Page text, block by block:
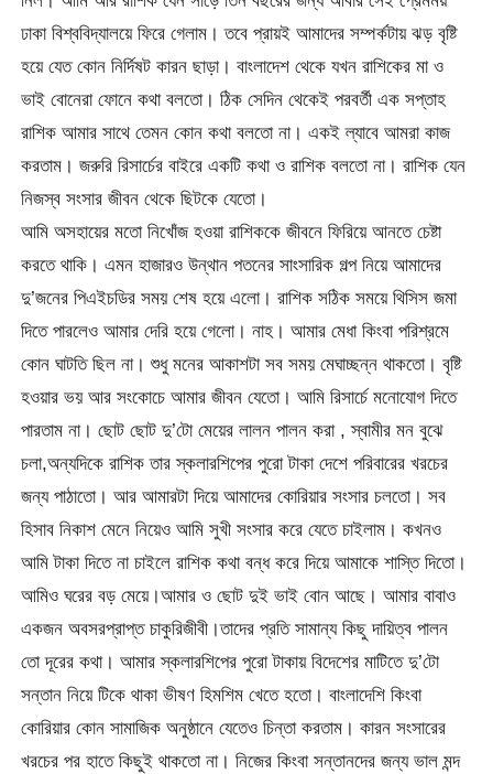
ঢাকা বিশ্ববিদ্যালয়ে ফিরে গেলাম। তবে প্রায়ই আমাদের সম্পর্কটায় ঝড় বৃষ্টি
হয়ে যেত কোন নির্দিষট কারন ছাড়া। বাংলাদেশ থেকে যখন রাশিকের মা ও
ভাই বোনেরা ফোনে কথা বলতো। ঠিক সেদিন থেকেই পরবর্তী এক সপ্তাহ
রাশিক আমার সাথে তেমন কোন কথা বলতো না। একই ল্যাবে আমরা কাজ
করতাম। জরুরি রিসার্চের বাইরে একটি কথা ও রাশিক বলতো না। রাশিক যেন
নিজস্ব সংসার জীবন থেকে ছিটকে যেতো।
আমি অসহায়ের মতো নিখোঁজ হওয়া রাশিককে জীবনে ফিরিয়ে আনতে চেষ্টা
করতে থাকি। এমন হাজারও উন্থান পতনের সাংসারিক গল্প নিয়ে আমাদের
দু’জনের পিএইচডির সময় শেষ হয়ে এলো। রাশিক সঠিক সময়ে থিসিস জমা
দিতে পারলেও আমার দেরি হয়ে গেলো। নাহ। আমার মেধা কিংবা পরিশ্রমে
কোন ঘাটতি ছিল না। শুধু মনের আকাশটা সব সময় মেঘাচ্ছন্ন থাকতো। বৃষ্টি
হওয়ার ভয় আর সংকোচে আমার জীবন যেতো। আমি রিসার্চে মনোযোগ দিতে
পারতাম না। ছোট ছোট দু’টো মেয়ের লালন পালন করা , স্বামীর মন বুঝে
চলা,অন্যদিকে রাশিক তার স্কলারশিপের পুরো টাকা দেশে পরিবারের খরচের
জন্য পাঠাতো। আর আমারটা দিয়ে আমাদের কোরিয়ার সংসার চলতো। সব
হিসাব নিকাশ মেনে নিয়েও আমি সুখী সংসার করে যেতে চাইলাম। কখনও
আমি টাকা দিতে না চাইলে রাশিক কথা বন্ধ করে দিয়ে আমাকে শাস্তি দিতো।
আমিও ঘরের বড় মেয়ে।আমার ও ছোট দুই ভাই বোন আছে। আমার বাবাও
একজন অবসরপ্রাপ্ত চাকুরিজীবী।তাদের প্রতি সামান্য কিছু দায়িত্ব পালন
তো দূরের কথা। আমার স্কলারশিপের পুরো টাকায় বিদেশের মাটিতে দু’টো
সন্তান নিয়ে টিকে থাকা ভীষণ হিমশিম খেতে হতো। বাংলাদেশি কিংবা
কোরিয়ার কোন সামাজিক অনুষ্ঠানে যেতেও চিন্তা করতাম। কারন সংসারের
খরচের পর হাতে কিছুই থাকতো না। নিজের কিংবা সন্তানদের জন্য ভাল মন্দ